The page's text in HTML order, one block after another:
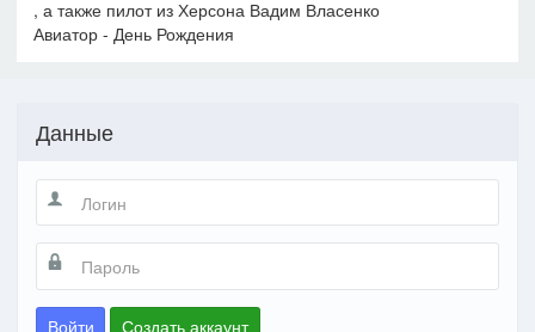
, а также пилот из Херсона Вадим Власенко
Авиатор - День Рождения
Данные
Войти Создать аккаунт